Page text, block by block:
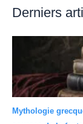
Derniers
Mythologie